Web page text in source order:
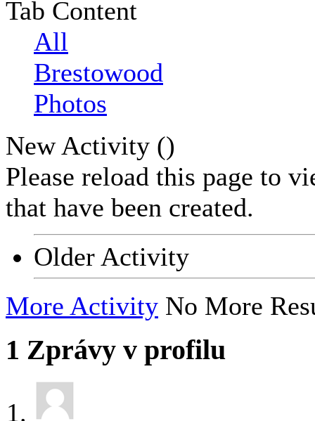
Tab Content
All
Brestowood
Photos
New Activity ()
Please reload this page to
that have been created.
Older Activity
More Activity No More
1 Zprávy v profilu